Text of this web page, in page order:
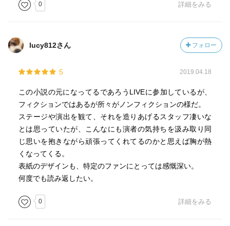
0 詳細をみる
lucy812さん フォロー
5 2019.04.18
この小説の元になってるであろうLIVEに参加しているが、
フィクションではあるが所々がノンフィクションの様だ。
ステージや演出を観て、それを造りあげるスタッフ凄いな
とは思っていたが、こんなにも演者の気持ちを汲み取り同
じ思いを抱きながら頑張ってくれてるのかと思えば胸が熱
くなってくる。
表紙のデザインも、特定のファンにとっては感慨深い。
何度でも読み返したい。
0 詳細をみる